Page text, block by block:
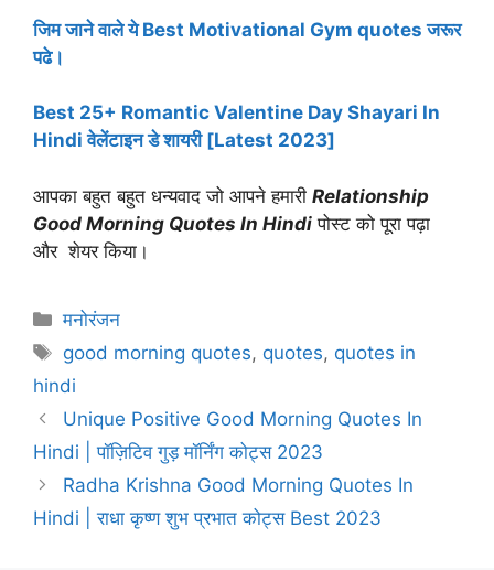
जिम जाने वाले ये Best Motivational Gym quotes जरूर
पढे।
Best 25+ Romantic Valentine Day Shayari In
Hindi वेलेंटाइन डे शायरी [Latest 2023]
आपका बहुत बहुत धन्यवाद जो आपने हमारी Relationship
Good Morning Quotes In Hindi पोस्ट को पूरा पढ़ा
और शेयर किया ।
Categories
मनोरंजन
Tags
good morning quotes, quotes, quotes in
hindi
Unique Positive Good Morning Quotes In
Hindi | पॉज़िटिव गुड़ मॉर्निंग कोट्स 2023
Radha Krishna Good Morning Quotes In
Hindi | राधा कृष्ण शुभ प्रभात कोट्स Best 2023